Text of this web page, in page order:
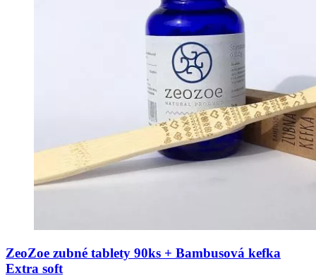
ZeoZoe zubné tablety 90ks + Bambusová kefka
Extra soft